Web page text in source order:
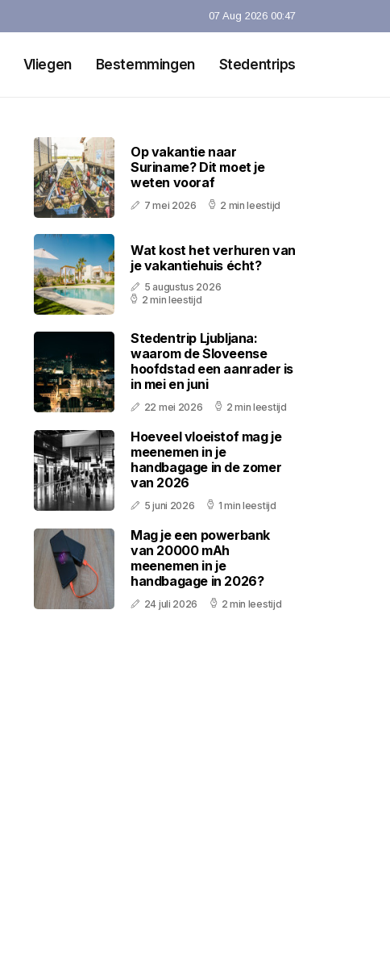
07 Aug 2026 00:47
Vliegen Bestemmingen Stedentrips
Op vakantie naar
Suriname? Dit moet je
weten vooraf
7 mei 2026 2 min leestijd
Wat kost het verhuren van
je vakantiehuis écht?
5 augustus 2026
2 min leestijd
Stedentrip Ljubljana:
waarom de Sloveense
hoofdstad een aanrader is
in mei en juni
22 mei 2026 2 min leestijd
Hoeveel vloeistof mag je
meenemen in je
handbagage in de zomer
van 2026
5 juni 2026 1 min leestijd
Mag je een powerbank
van 20000 mAh
meenemen in je
handbagage in 2026?
24 juli 2026 2 min leestijd